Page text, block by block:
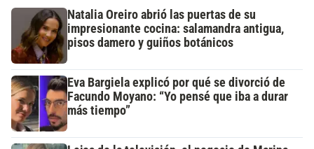
Natalia Oreiro abrió las puertas de su
impresionante cocina: salamandra antigua,
pisos damero y guiños botánicos
Eva Bargiela explicó por qué se divorció de
Facundo Moyano: “Yo pensé que iba a durar
más tiempo”